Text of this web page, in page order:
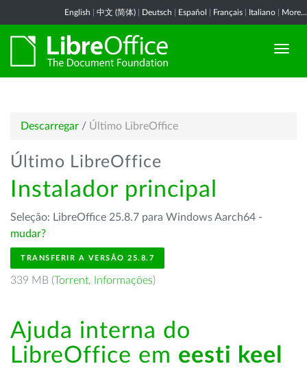
English 中文 (简体) Deutsch Español Français Italiano More...
Descarregar / Último LibreOffice
Último LibreOffice
Instalador principal
Seleção: LibreOffice 25.8.7 para Windows Aarch64 -
mudar?
TRANSFERIR A VERSÃO 25.8.7
339 MB (Torrent, Informações)
Ajuda interna do
LibreOffice em eesti keel